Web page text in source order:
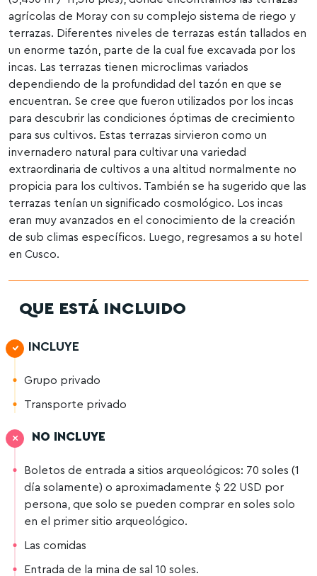
agrícolas de Moray con su complejo sistema de riego y
terrazas. Diferentes niveles de terrazas están tallados en
un enorme tazón, parte de la cual fue excavada por los
incas. Las terrazas tienen microclimas variados
dependiendo de la profundidad del tazón en que se
encuentran. Se cree que fueron utilizados por los incas
para descubrir las condiciones óptimas de crecimiento
para sus cultivos. Estas terrazas sirvieron como un
invernadero natural para cultivar una variedad
extraordinaria de cultivos a una altitud normalmente no
propicia para los cultivos. También se ha sugerido que las
terrazas tenían un significado cosmológico. Los incas
eran muy avanzados en el conocimiento de la creación
de sub climas específicos. Luego, regresamos a su hotel
en Cusco.
QUE ESTÁ INCLUIDO
INCLUYE
Grupo privado
Transporte privado
NO INCLUYE
Boletos de entrada a sitios arqueológicos: 70 soles (1
día solamente) o aproximadamente $ 22 USD por
persona, que solo se pueden comprar en soles solo
en el primer sitio arqueológico.
Las comidas
Entrada de la mina de sal 10 soles.